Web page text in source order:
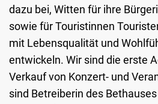
dazu bei, Witten für ihre
sowie für Touristinnen
mit Lebensqualität und
entwickeln. Wir sind die erste
Verkauf von Konzert- und
sind Betreiberin des